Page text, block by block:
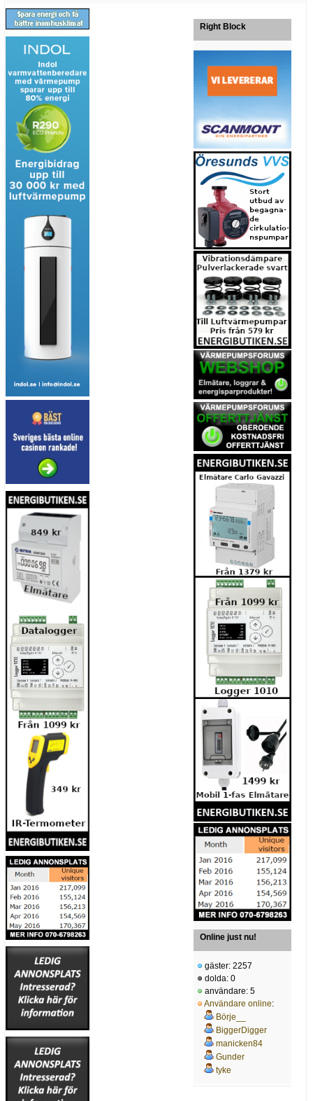
Right Block
Online just nu!
gäster: 2257
dolda: 0
användare: 5
Användare online:
Börje__
BiggerDigger
manicken84
Gunder
tyke